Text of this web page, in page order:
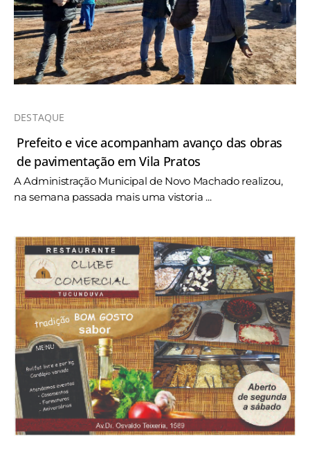
DESTAQUE
Prefeito e vice acompanham avanço das obras
de pavimentação em Vila Pratos
A Administração Municipal de Novo Machado realizou,
na semana passada mais uma vistoria ...